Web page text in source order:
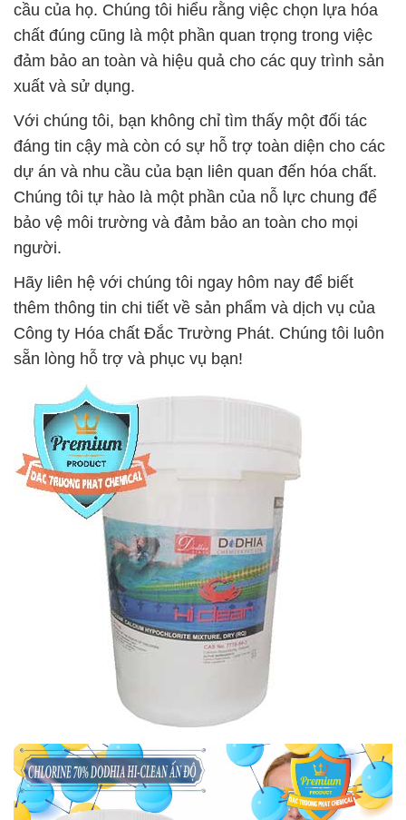
cầu của họ. Chúng tôi hiểu rằng việc chọn lựa hóa
chất đúng cũng là một phần quan trọng trong việc
đảm bảo an toàn và hiệu quả cho các quy trình sản
xuất và sử dụng.
Với chúng tôi, bạn không chỉ tìm thấy một đối tác
đáng tin cậy mà còn có sự hỗ trợ toàn diện cho các
dự án và nhu cầu của bạn liên quan đến hóa chất.
Chúng tôi tự hào là một phần của nỗ lực chung để
bảo vệ môi trường và đảm bảo an toàn cho mọi
người.
Hãy liên hệ với chúng tôi ngay hôm nay để biết
thêm thông tin chi tiết về sản phẩm và dịch vụ của
Công ty Hóa chất Đắc Trường Phát. Chúng tôi luôn
sẵn lòng hỗ trợ và phục vụ bạn!